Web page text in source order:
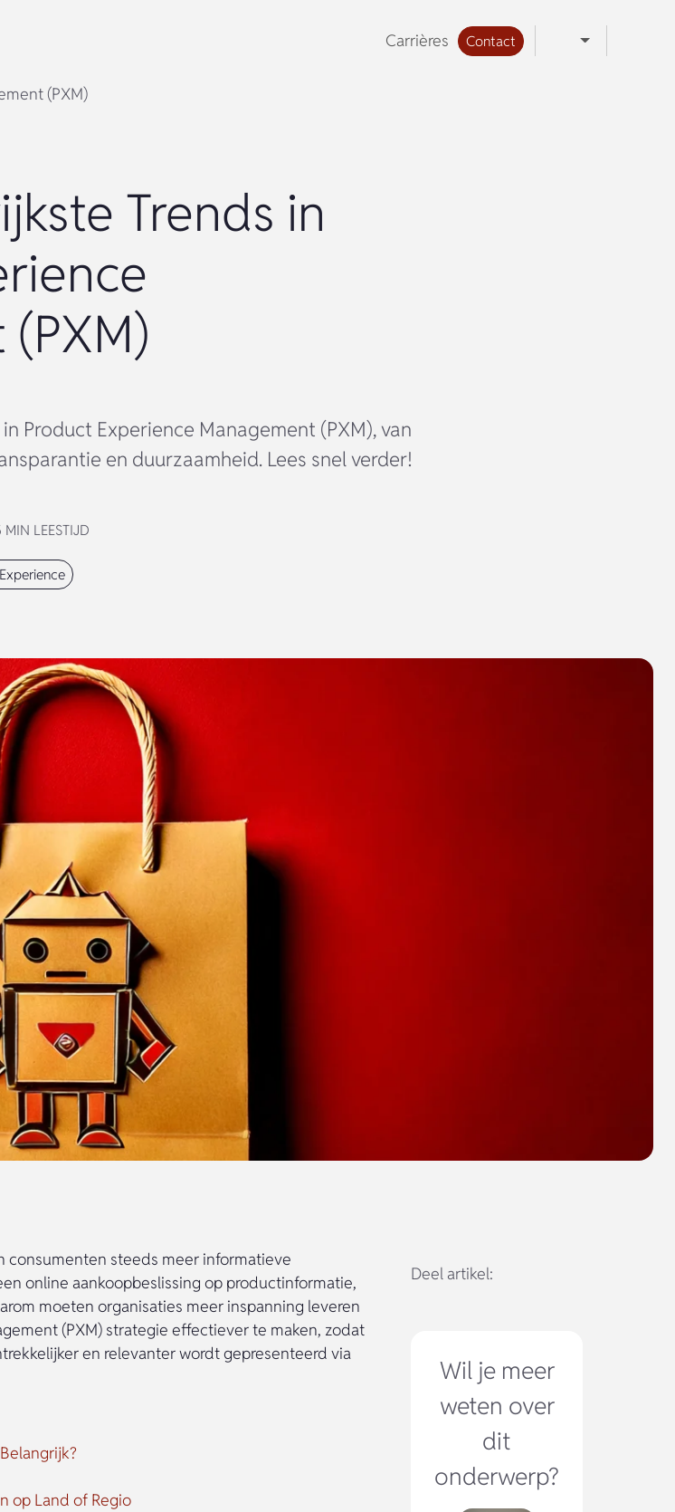
Carrières Contact
(PXM)
Trends in
Product Experience Management (PXM), van
en duurzaamheid. Lees snel verder!
LEESTIJD
consumenten steeds meer informatieve
online aankoopbeslissing op productinformatie,
moeten organisaties meer inspanning leveren
(PXM) strategie effectiever te maken, zodat
en relevanter wordt gepresenteerd via
op Land of Regio
Deel artikel:
Wil je meer
weten over
dit
onderwerp?